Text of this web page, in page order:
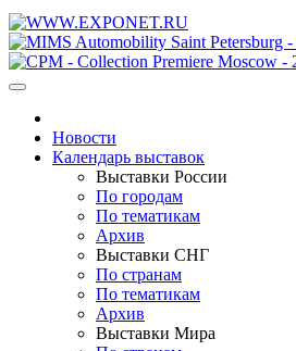
Новости
Календарь выставок
Выставки России
По городам
По тематикам
Архив
Выставки СНГ
По странам
По тематикам
Архив
Выставки Мира